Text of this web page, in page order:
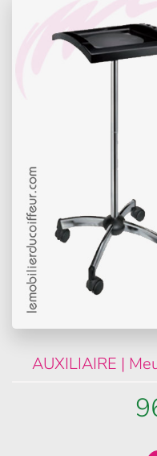
AUXILIAIRE |